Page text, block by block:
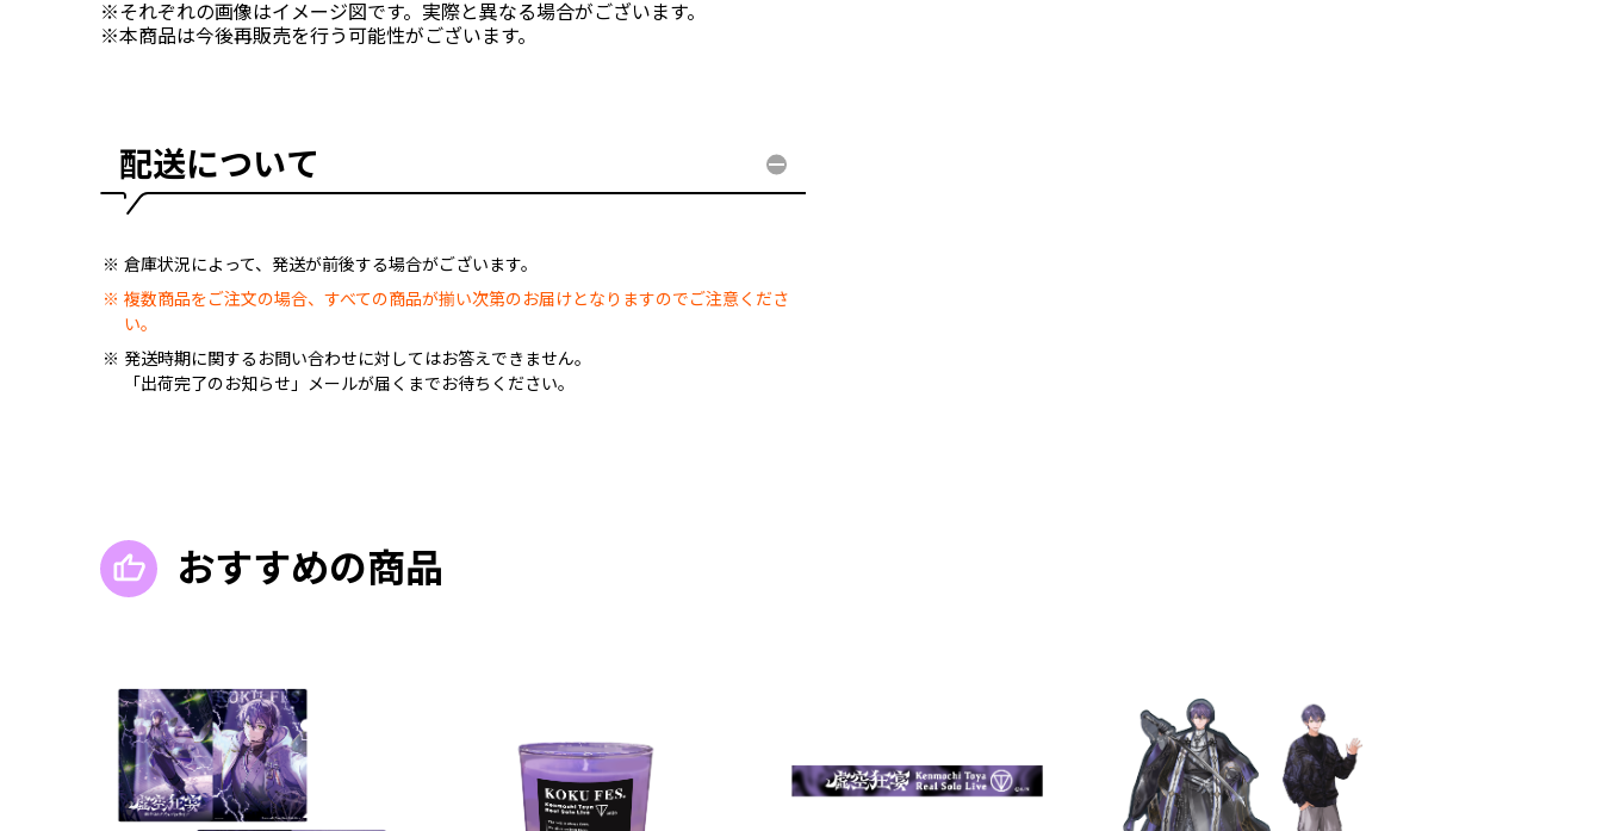
※それぞれの画像はイメージ図です。実際と異なる場合がございます。
※本商品は今後再販売を行う可能性がございます。
配送について
倉庫状況によって、発送が前後する場合がございます。
複数商品をご注文の場合、すべての商品が揃い次第のお届けとなりますのでご注意くださ
い。
発送時期に関するお問い合わせに対してはお答えできません。
「出荷完了のお知らせ」メールが届くまでお待ちください。
おすすめの商品